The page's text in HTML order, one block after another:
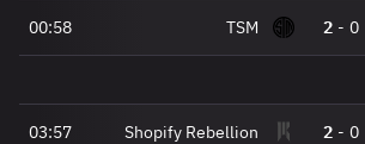
00:58 TSM 2 - 0
03:57 Shopify Rebellion 2 - 0